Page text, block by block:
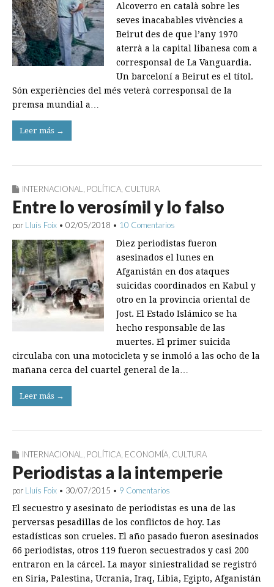
Alcoverro en català sobre les
seves inacabables vivències a
Beirut des de que l’any 1970
aterrà a la capital libanesa com a
corresponsal de La Vanguardia.
Un barceloní a Beirut es el títol.
Són experiències del més veterà corresponsal de la
premsa mundial a…
Leer más →
INTERNACIONAL POLÍTICA CULTURA
Entre lo verosímil y lo falso
por Lluís Foix • 02/05/2018 • 10 Comentarios
Diez periodistas fueron
asesinados el lunes en
Afganistán en dos ataques
suicidas coordinados en Kabul y
otro en la provincia oriental de
Jost. El Estado Islámico se ha
hecho responsable de las
muertes. El primer suicida
circulaba con una motocicleta y se inmoló a las ocho de la
mañana cerca del cuartel general de la…
Leer más →
INTERNACIONAL POLÍTICA ECONOMÍA CULTURA
Periodistas a la intemperie
por Lluís Foix • 30/07/2015 • 9 Comentarios
El secuestro y asesinato de periodistas es una de las
perversas pesadillas de los conflictos de hoy. Las
estadísticas son crueles. El año pasado fueron asesinados
66 periodistas, otros 119 fueron secuestrados y casi 200
entraron en la cárcel. La mayor siniestralidad se registró
en Siria, Palestina, Ucrania, Iraq, Libia, Egipto, Afganistán